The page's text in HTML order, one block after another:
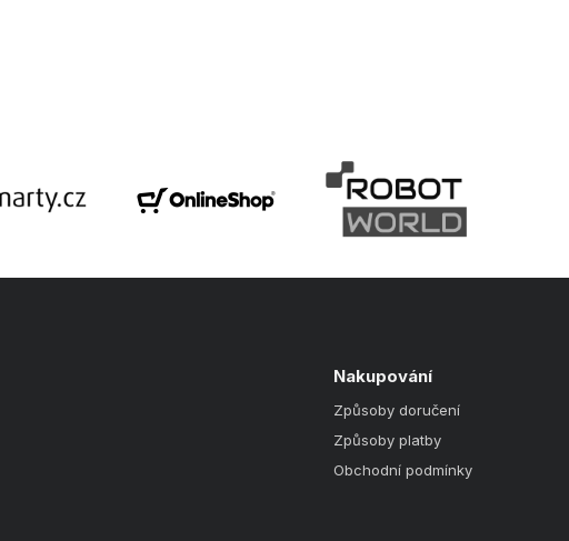
Nakupování
Způsoby doručení
Způsoby platby
Obchodní podmínky